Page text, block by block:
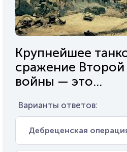
Крупнейшее
сражение
войны — это...
Варианты ответов:
Дебреценская